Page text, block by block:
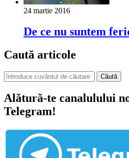
24 martie 2016
De ce nu suntem
Caută articole
Căută
Alătură-te canalulului
Telegram!